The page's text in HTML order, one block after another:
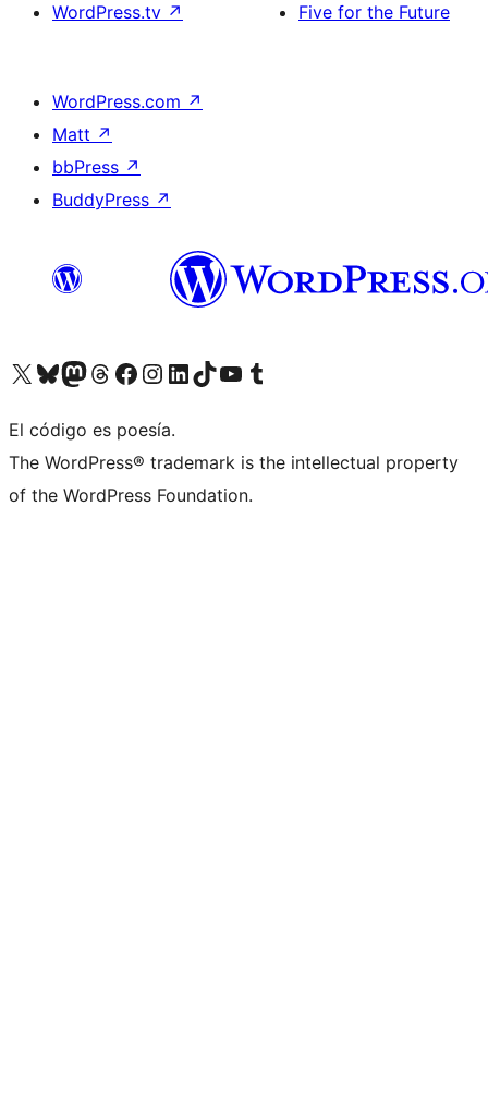
WordPress.tv ↗
Five for the Future
WordPress.com ↗
Matt ↗
bbPress ↗
BuddyPress ↗
Visita nuestra cuenta de X (anteriormente Twitter)
Visita nuestra cuenta de Bluesky
Visita nuestra cuenta de Mastodon
Visita nuestra cuenta de Threads
Visita nuestra página de Facebook
Visita nuestra cuenta de Instagram
Visita nuestra cuenta de LinkedIn
Visita nuestra cuenta de TikTok
Visita nuestro canal de YouTube
Visita nuestra cuenta de Tumblr
El código es poesía.
The WordPress® trademark is the intellectual property
of the WordPress Foundation.